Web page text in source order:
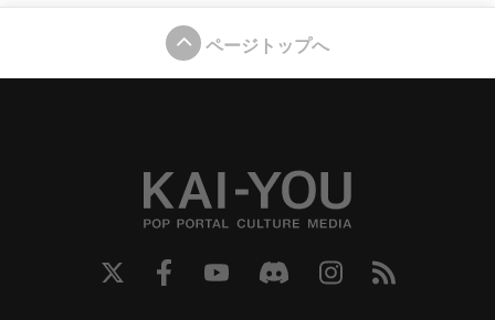
ページトップへ